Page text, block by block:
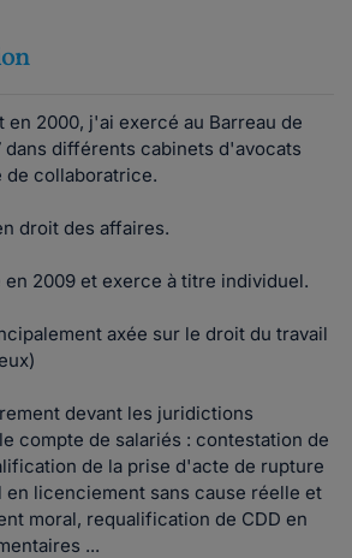
en 2000, j'ai exercé au Barreau de
dans différents cabinets d'avocats
de collaboratrice.
droit des affaires.
2009 et exerce à titre individuel.
axée sur le droit du travail
devant les juridictions
compte de salariés : contestation de
de la prise d'acte de rupture
en licenciement sans cause réelle et
moral, requalification de CDD en
...